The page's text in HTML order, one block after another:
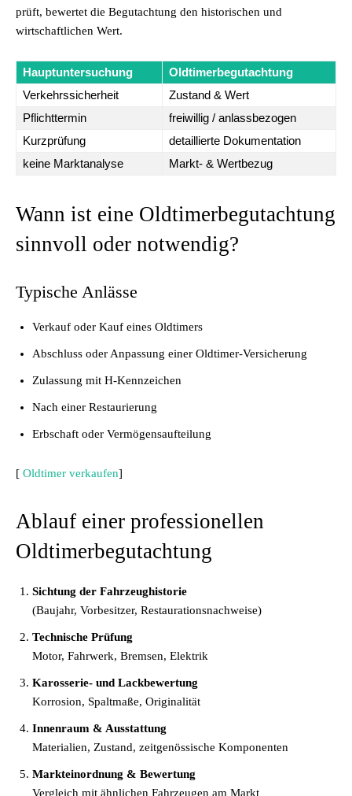
prüft, bewertet die Begutachtung den historischen und
wirtschaftlichen Wert.
Hauptuntersuchung
Oldtimerbegutachtung
Verkehrssicherheit
Zustand & Wert
Pflichttermin
freiwillig / anlassbezogen
Kurzprüfung
detaillierte Dokumentation
keine Marktanalyse
Markt- & Wertbezug
Wann ist eine Oldtimerbegutachtung
sinnvoll oder notwendig?
Typische Anlässe
Verkauf oder Kauf eines Oldtimers
Abschluss oder Anpassung einer Oldtimer-Versicherung
Zulassung mit H-Kennzeichen
Nach einer Restaurierung
Erbschaft oder Vermögensaufteilung
[ Oldtimer verkaufen]
Ablauf einer professionellen
Oldtimerbegutachtung
Sichtung der Fahrzeughistorie
(Baujahr, Vorbesitzer, Restaurationsnachweise)
Technische Prüfung
Motor, Fahrwerk, Bremsen, Elektrik
Karosserie- und Lackbewertung
Korrosion, Spaltmaße, Originalität
Innenraum & Ausstattung
Materialien, Zustand, zeitgenössische Komponenten
Markteinordnung & Bewertung
Vergleich mit ähnlichen Fahrzeugen am Markt